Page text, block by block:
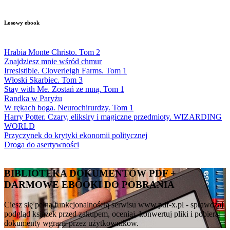
Losowy ebook
Hrabia Monte Christo. Tom 2
Znajdziesz mnie wśród chmur
Irresistible. Cloverleigh Farms. Tom 1
Włoski Skarbiec. Tom 3
Stay with Me. Zostań ze mną. Tom 1
Randka w Paryżu
W rękach boga. Neurochirurdzy. Tom 1
Harry Potter. Czary, eliksiry i magiczne przedmioty. WIZARDING
WORLD
Przyczynek do krytyki ekonomii politycznej
Droga do asertywności
BIBLIOTEKA DOKUMENTÓW PDF +
DARMOWE EBOOKI DO POBRANIA
Ciesz się pełną funkcjonalnością serwisu www.pdf-x.pl - sprawdzaj
podgląd książek przed zakupem, oceniaj, konwertuj pliki i pobieraj
dokumenty wgrane przez użytkowników.